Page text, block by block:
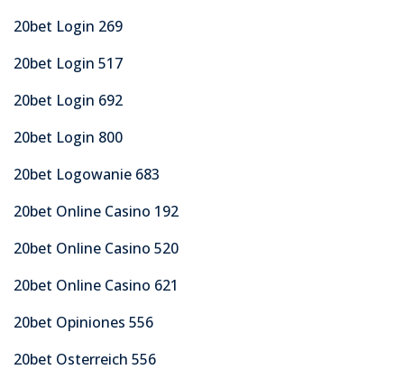
20bet Login 269
20bet Login 517
20bet Login 692
20bet Login 800
20bet Logowanie 683
20bet Online Casino 192
20bet Online Casino 520
20bet Online Casino 621
20bet Opiniones 556
20bet Osterreich 556